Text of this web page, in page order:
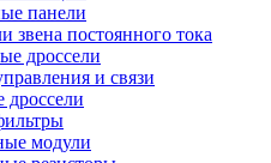
панели
звена постоянного тока
дроссели
и связи
дроссели
модули